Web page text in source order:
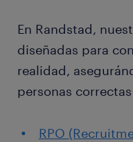
En Randstad,
diseñadas para
realidad,
personas
RPO